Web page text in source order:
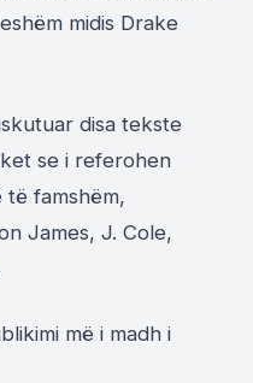
midis Drake
disa tekste
se i referohen
të famshëm,
James, J. Cole,
më i madh i